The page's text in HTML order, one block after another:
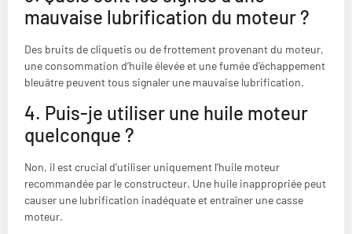
mauvaise lubrification du moteur ?
Des bruits de cliquetis ou de frottement provenant du moteur,
une consommation d’huile élevée et une fumée d’échappement
bleuâtre peuvent tous signaler une mauvaise lubrification.
4. Puis-je utiliser une huile moteur
quelconque ?
Non, il est crucial d’utiliser uniquement l’huile moteur
recommandée par le constructeur. Une huile inappropriée peut
causer une lubrification inadéquate et entraîner une casse
moteur.